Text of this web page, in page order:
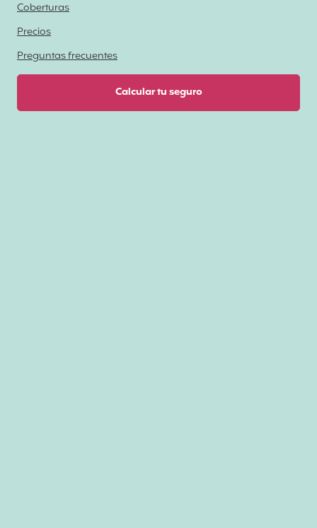
Coberturas
Precios
Preguntas frecuentes
Calcular tu seguro